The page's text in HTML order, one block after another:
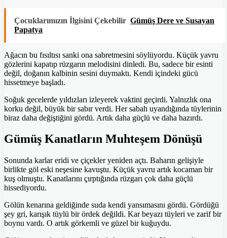
Çocuklarımızın İlgisini Çekebilir Gümüş Dere ve Susayan
Papatya
Ağacın bu fısıltısı sanki ona sabretmesini söylüyordu. Küçük yavru
gözlerini kapatıp rüzgarın melodisini dinledi. Bu, sadece bir esinti
değil, doğanın kalbinin sesini duymaktı. Kendi içindeki gücü
hissetmeye başladı.
Soğuk gecelerde yıldızları izleyerek vaktini geçirdi. Yalnızlık ona
korku değil, büyük bir sabır verdi. Her sabah uyandığında tüylerinin
biraz daha değiştiğini gördü. Artık daha güçlü ve daha hazırdı.
Gümüş Kanatların Muhteşem Dönüşü
Sonunda karlar eridi ve çiçekler yeniden açtı. Baharın gelişiyle
birlikte göl eski neşesine kavuştu. Küçük yavru artık kocaman bir
kuş olmuştu. Kanatlarını çırptığında rüzgarı çok daha güçlü
hissediyordu.
Gölün kenarına geldiğinde suda kendi yansımasını gördü. Gördüğü
şey gri, karışık tüylü bir ördek değildi. Kar beyazı tüyleri ve zarif bir
boynu vardı. O artık görkemli ve güzel bir kuğuydu.